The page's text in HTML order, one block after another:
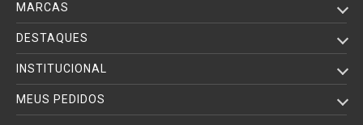
MARCAS
DESTAQUES
INSTITUCIONAL
MEUS PEDIDOS